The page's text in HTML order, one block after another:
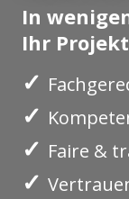
In
Ihr Projekt
✓
✓
✓ Faire &
✓